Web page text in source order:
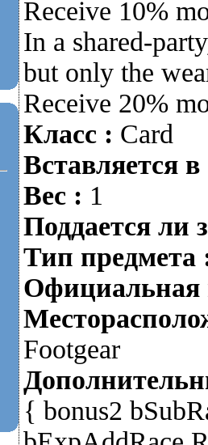
Receive 10%
In a shared-
but only the
Receive 20%
Класс : Card
Вставляется
Вес : 1
Поддается ли
Тип
Footgear
{ bonus2